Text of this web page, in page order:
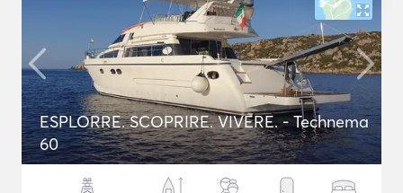
ESPLORRE. SCOPRIRE. VIVERE. - Technema
60